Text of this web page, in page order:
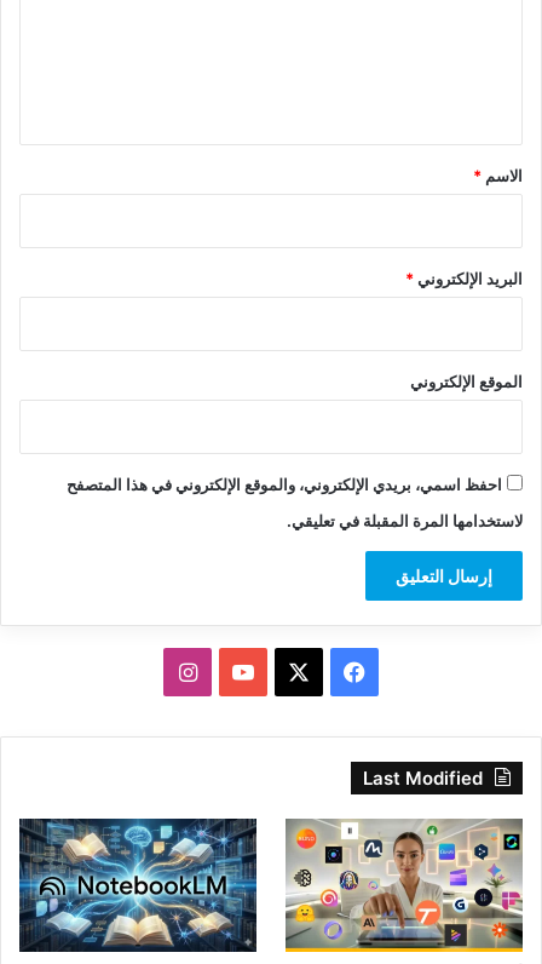
*
الاسم *
البريد الإلكتروني*
الموقع الإلكتروني
احفظ اسمي، بريدي الإلكتروني، والموقع الإلكتروني في هذا المتصفح
لاستخدامها المرة المقبلة في تعليقي.
فيسبوك ‫YouTubeانستقرام
Last Modified